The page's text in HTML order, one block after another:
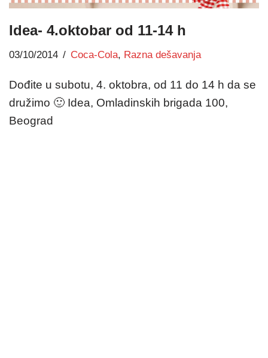
Idea- 4.oktobar od 11-14 h
03/10/2014 Coca-Cola, Razna dešavanja
Dođite u subotu, 4. oktobra, od 11 do 14 h da se
družimo 🙂 Idea, Omladinskih brigada 100,
Beograd